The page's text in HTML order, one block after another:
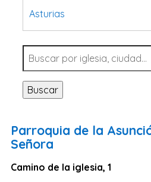
Asturias
Tarragona
Navarra
Valladolid
Sevilla
Santa Cruz de Tenerife
Islas Baleares
Buscar
Parroquia de la
Señora
Camino de la iglesia, 1